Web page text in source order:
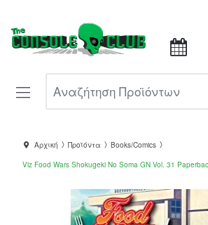
Αρχική Προϊόντα
Books/Comics
Viz Food Wars Shokugeki No Soma GN Vol. 31